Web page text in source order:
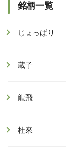
銘柄一覧
じょっぱり
蔵子
龍飛
杜來